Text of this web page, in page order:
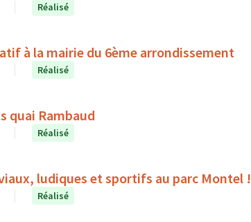
Réalisé
à la mairie du 6ème arrondissement
Réalisé
quai Rambaud
Réalisé
ludiques et sportifs au parc Montel !
Réalisé